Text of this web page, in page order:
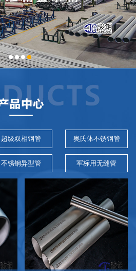
超级双相钢管 奥氏体不锈钢管
不锈钢异型管 军标用无缝管